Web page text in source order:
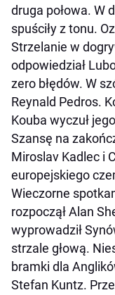
druga połowa. W
spuściły z tonu.
Strzelanie w
odpowiedział
zero błędów. W
Reynald Pedros.
Kouba wyczuł
Szansę na
Miroslav Kadlec i
europejskiego
Wieczorne
rozpoczął Alan
wyprowadził
strzale głową.
bramki dla
Stefan Kuntz.